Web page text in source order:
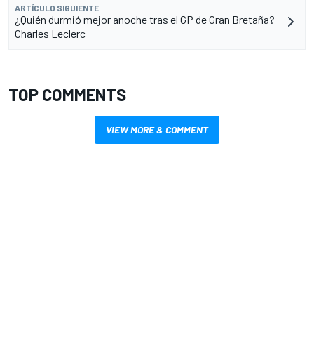
ARTÍCULO SIGUIENTE
¿Quién durmió mejor anoche tras el GP de Gran Bretaña?
Charles Leclerc
TOP COMMENTS
VIEW MORE & COMMENT